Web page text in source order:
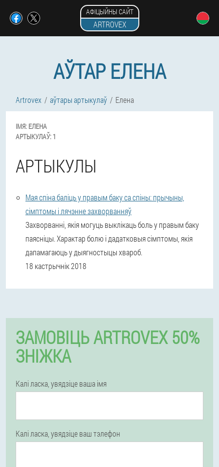
АФІЦЫЙНЫ САЙТ
ARTROVEX
АЎТАР ЕЛЕНА
Artrovex аўтары артыкулаў Елена
ІМЯ: ЕЛЕНА
АРТЫКУЛАЎ: 1
АРТЫКУЛЫ
Мая спіна баліць у правым баку са спіны: прычыны,
сімптомы і лячэнне захворванняў
Захворванні, якія могуць выклікаць боль у правым баку
паясніцы. Характар болю і дадатковыя сімптомы, якія
дапамагаюць у дыягностыцы хвароб.
18 кастрычнік 2018
ЗАМОВІЦЬ ARTROVEX 50%
ЗНІЖКА
Калі ласка, увядзіце ваша імя
Калі ласка, увядзіце ваш тэлефон